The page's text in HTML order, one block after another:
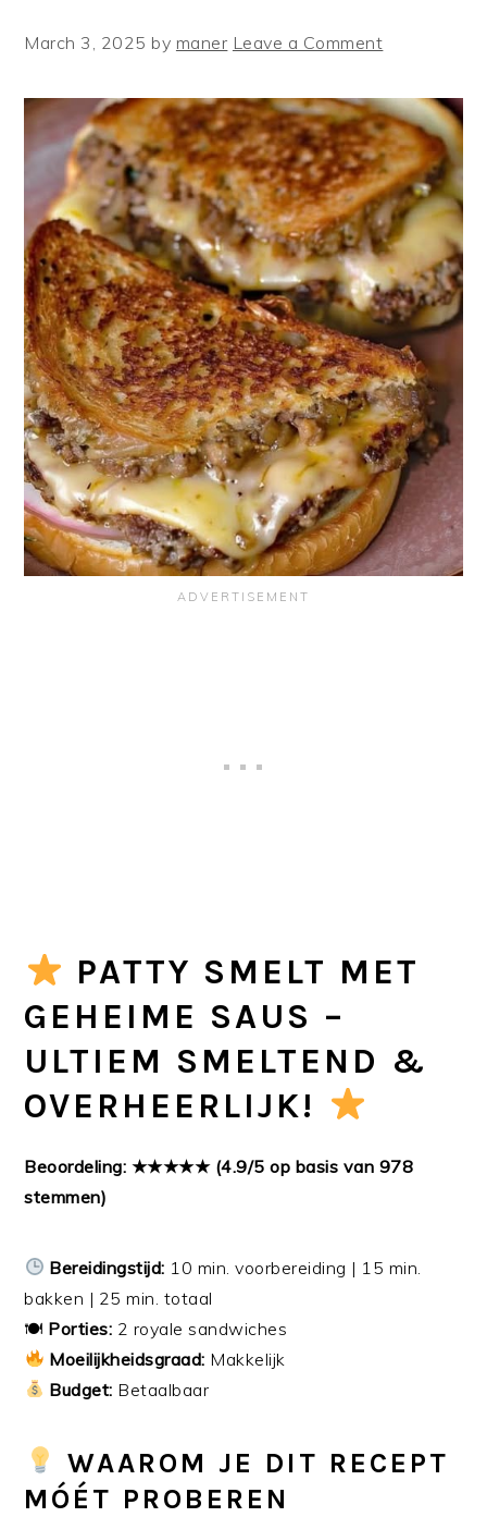
March 3, 2025 by maner Leave a Comment
PATTY SMELT MET
GEHEIME SAUS –
ULTIEM SMELTEND &
OVERHEERLIJK!
Beoordeling: ★★★★★ (4.9/5 op basis van 978
stemmen)
Bereidingstijd: 10 min. voorbereiding | 15 min.
bakken | 25 min. totaal
🍽 Porties: 2 royale sandwiches
Moeilijkheidsgraad: Makkelijk
Budget: Betaalbaar
WAAROM JE DIT RECEPT
MÓÉT PROBEREN